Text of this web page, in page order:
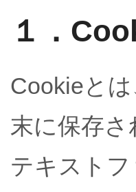
１．
Cookieと
末に保存
テキスト